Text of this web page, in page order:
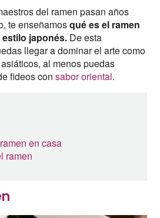
del ramen pasan años
te enseñamosqué es el ramen
japonés. De esta
llegar a dominar el arte como
al menos puedas
fideos con sabor oriental.
en casa
ramen